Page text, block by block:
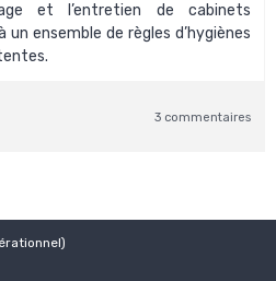
et l’entretien de cabinets
ensemble de règles d’hygiènes
3 commentaires